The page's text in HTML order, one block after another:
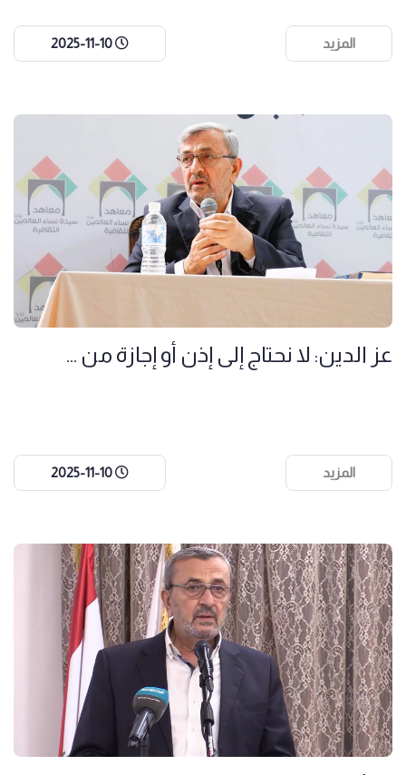
المزيد
عز الدين: لا نحتاج إلى إذن أو إجازة من ...
المزيد